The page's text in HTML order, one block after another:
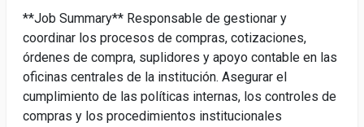
**Job Summary** Responsable de gestionar y
coordinar los procesos de compras, cotizaciones,
órdenes de compra, suplidores y apoyo contable en las
oficinas centrales de la institución. Asegurar el
cumplimiento de las políticas internas, los controles de
compras y los procedimientos institucionales